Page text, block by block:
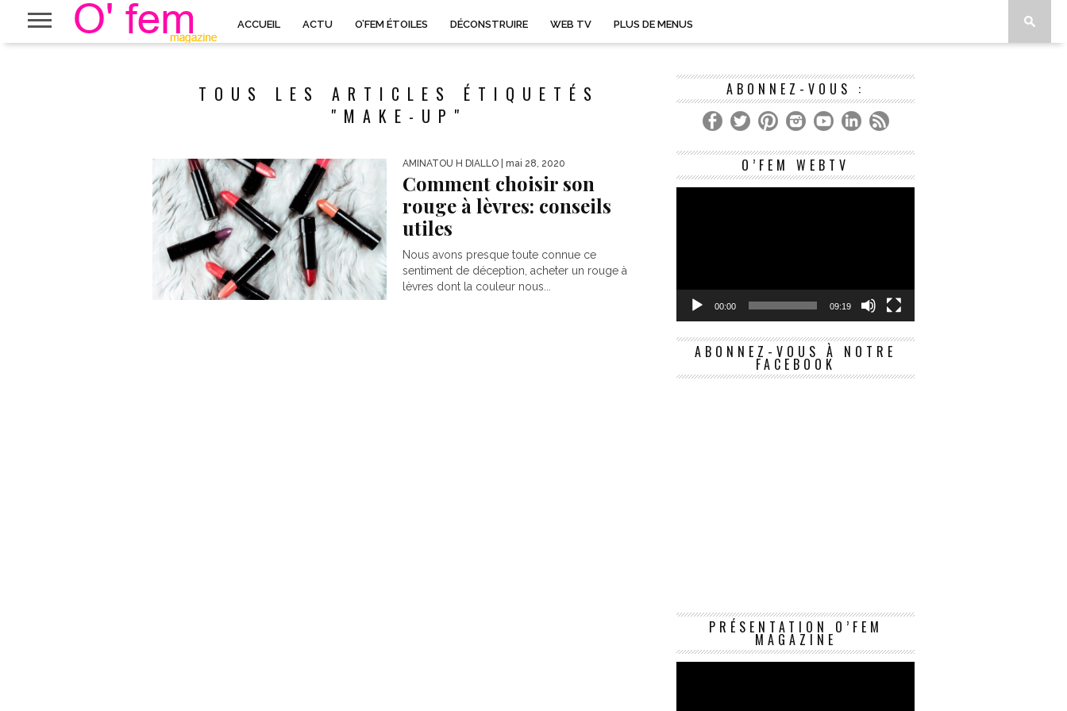
ACCUEIL ACTU O’FEM ÉTOILES DÉCONSTRUIRE WEB TV PLUS DE MENUS
TOUS LES ARTICLES ÉTIQUETÉS
"MAKE-UP"
AMINATOU H DIALLO | mai 28, 2020
Comment choisir son
rouge à lèvres: conseils
utiles
Nous avons presque toute connue ce
sentiment de déception, acheter un rouge à
lèvres dont la couleur nous...
ABONNEZ-VOUS :
O’FEM WEBTV
Lecteur
00:00 09:19
ABONNEZ-VOUS À NOTRE
FACEBOOK
PRÉSENTATION O’FEM
MAGAZINE
Lecteur